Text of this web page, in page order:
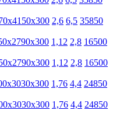
2,6 6,5 35850
1,12 2,8 16500
1,12 2,8 16500
1,76 4,4 24850
1,76 4,4 24850